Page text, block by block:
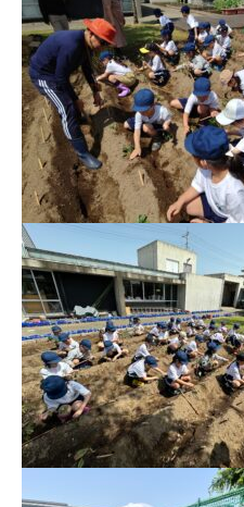
情報公開
プライバシーポリシー
お問い合わせ
採用情報